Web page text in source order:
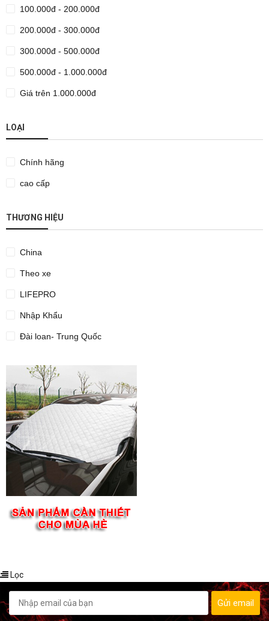
100.000đ - 200.000đ
200.000đ - 300.000đ
300.000đ - 500.000đ
500.000đ - 1.000.000đ
Giá trên 1.000.000đ
LOẠI
Chính hãng
cao cấp
THƯƠNG HIỆU
China
Theo xe
LIFEPRO
Nhập Khẩu
Đài loan- Trung Quốc
Lọc
Gửi email